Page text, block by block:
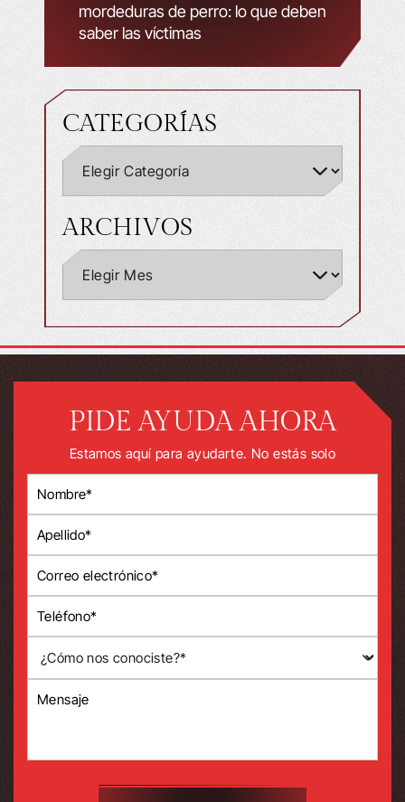
mordeduras de perro: lo que deben
saber las víctimas
CATEGORÍAS
ARCHIVOS
PIDE AYUDA AHORA
Estamos aquí para ayudarte. No estás solo